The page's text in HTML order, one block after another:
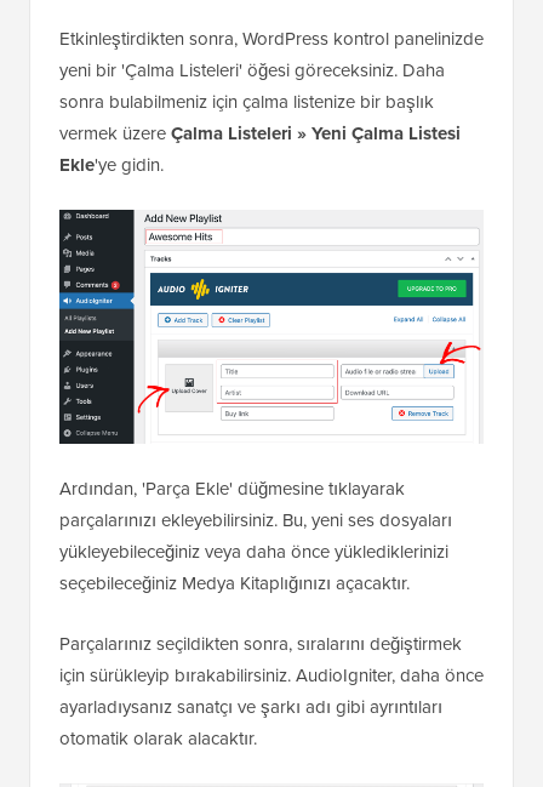
Etkinleştirdikten sonra, WordPress kontrol panelinizde
yeni bir 'Çalma Listeleri' öğesi göreceksiniz. Daha
sonra bulabilmeniz için çalma listenize bir başlık
vermek üzereÇalma Listeleri » Yeni Çalma Listesi
Ekle'ye gidin.
Ardından, 'Parça Ekle' düğmesine tıklayarak
parçalarınızı ekleyebilirsiniz. Bu, yeni ses dosyaları
yükleyebileceğiniz veya daha önce yüklediklerinizi
seçebileceğiniz Medya Kitaplığınızı açacaktır.
Parçalarınız seçildikten sonra, sıralarını değiştirmek
için sürükleyip bırakabilirsiniz. AudioIgniter, daha önce
ayarladıysanız sanatçı ve şarkı adı gibi ayrıntıları
otomatik olarak alacaktır.